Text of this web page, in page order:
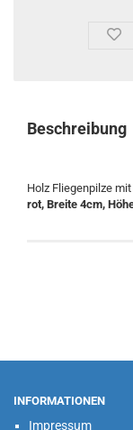
Beschreibung
Holz Fliegenpilze
rot, Breite 4cm,
INFORMATIONEN
Impressum